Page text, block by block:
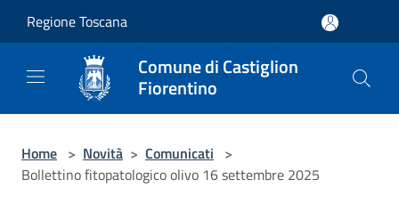
Regione Toscana
Comune di Castiglion
Fiorentino
Home > Novità > Comunicati >
Bollettino fitopatologico olivo 16 settembre 2025